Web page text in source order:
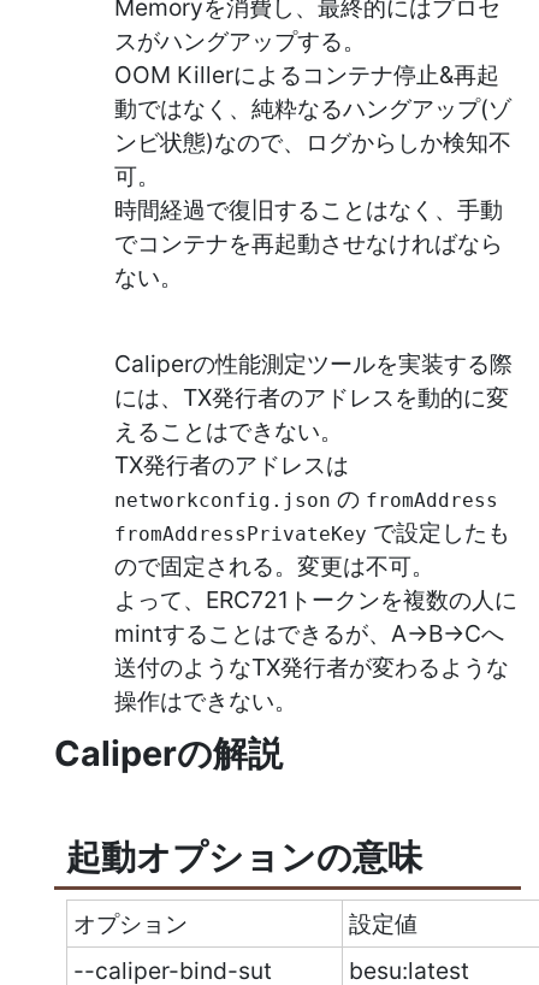
Memoryを消費し、最終的にはプロセ
スがハングアップする。
OOM Killerによるコンテナ停止&再起
動ではなく、純粋なるハングアップ(ゾ
ンビ状態)なので、ログからしか検知不
可。
時間経過で復旧することはなく、手動
でコンテナを再起動させなければなら
ない。
Caliperの性能測定ツールを実装する際
には、TX発行者のアドレスを動的に変
えることはできない。
TX発行者のアドレスは
networkconfig.json の fromAddress
fromAddressPrivateKey で設定したも
ので固定される。変更は不可。
よって、ERC721トークンを複数の人に
mintすることはできるが、A→B→Cへ
送付のようなTX発行者が変わるような
操作はできない。
Caliperの解説
起動オプションの意味
オプション
設定値
--caliper-bind-sut
besu:latest